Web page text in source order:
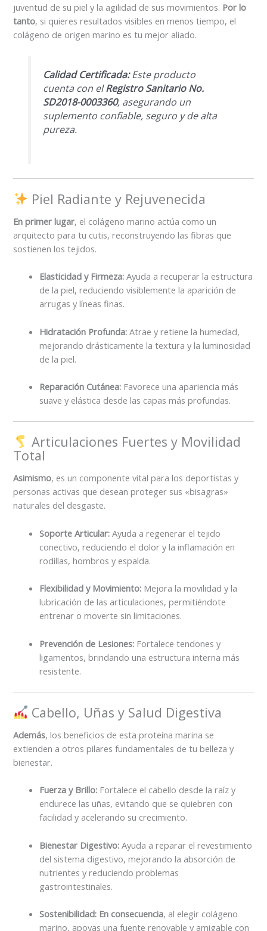
juventud de su piel y la agilidad de sus movimientos. Por lo
tanto, si quieres resultados visibles en menos tiempo, el
colágeno de origen marino es tu mejor aliado.
Calidad Certificada:Este producto
cuenta con elRegistro Sanitario No.
SD2018-0003360, asegurando un
suplemento confiable, seguro y de alta
pureza.
Piel Radiante y Rejuvenecida
En primer lugar, el colágeno marino actúa como un
arquitecto para tu cutis, reconstruyendo las fibras que
sostienen los tejidos.
Elasticidad y Firmeza: Ayuda a recuperar la estructura
de la piel, reduciendo visiblemente la aparición de
arrugas y líneas finas.
Hidratación Profunda: Atrae y retiene la humedad,
mejorando drásticamente la textura y la luminosidad
de la piel.
Reparación Cutánea: Favorece una apariencia más
suave y elástica desde las capas más profundas.
Articulaciones Fuertes y Movilidad
Total
Asimismo, es un componente vital para los deportistas y
personas activas que desean proteger sus «bisagras»
naturales del desgaste.
Soporte Articular: Ayuda a regenerar el tejido
conectivo, reduciendo el dolor y la inflamación en
rodillas, hombros y espalda.
Flexibilidad y Movimiento: Mejora la movilidad y la
lubricación de las articulaciones, permitiéndote
entrenar o moverte sin limitaciones.
Prevención de Lesiones: Fortalece tendones y
ligamentos, brindando una estructura interna más
resistente.
Cabello, Uñas y Salud Digestiva
Además, los beneficios de esta proteína marina se
extienden a otros pilares fundamentales de tu belleza y
bienestar.
Fuerza y Brillo: Fortalece el cabello desde la raíz y
endurece las uñas, evitando que se quiebren con
facilidad y acelerando su crecimiento.
Bienestar Digestivo: Ayuda a reparar el revestimiento
del sistema digestivo, mejorando la absorción de
nutrientes y reduciendo problemas
gastrointestinales.
Sostenibilidad: En consecuencia, al elegir colágeno
marino, apoyas una fuente renovable y amigable con